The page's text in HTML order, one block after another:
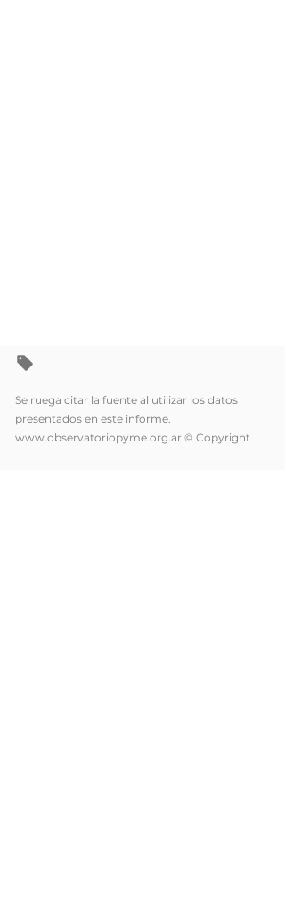
Se ruega citar la fuente al utilizar los datos
presentados en este informe.
www.observatoriopyme.org.ar © Copyright